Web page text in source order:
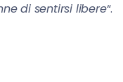
di sentirsi libere“.